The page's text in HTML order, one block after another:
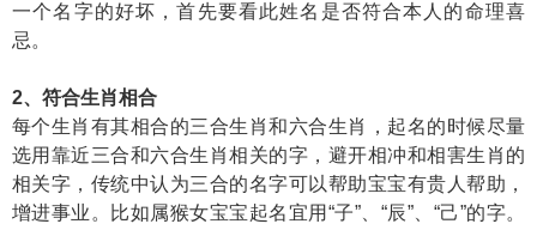
一个名字的好坏，首先要看此姓名是否符合本人的命理喜
忌。
2、符合生肖相合
每个生肖有其相合的三合生肖和六合生肖，起名的时候尽量
选用靠近三合和六合生肖相关的字，避开相冲和相害生肖的
相关字，传统中认为三合的名字可以帮助宝宝有贵人帮助，
增进事业。比如属猴女宝宝起名宜用“子”、“辰”、“己”的字。